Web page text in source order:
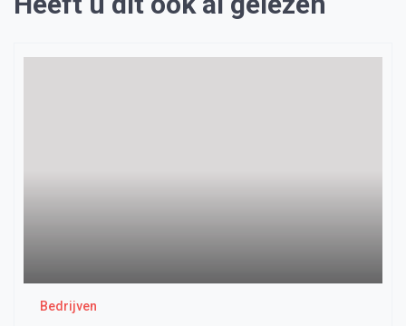
Bedrijven